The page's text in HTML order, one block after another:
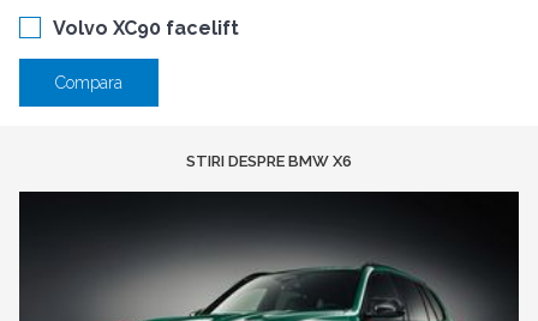
Volvo XC90 facelift
Compara
STIRI DESPRE BMW X6